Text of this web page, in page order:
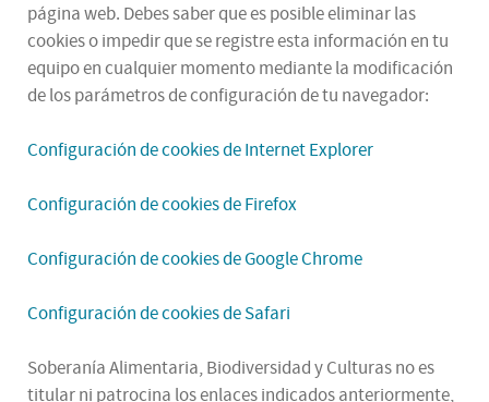
página web. Debes saber que es posible eliminar las
cookies o impedir que se registre esta información en tu
equipo en cualquier momento mediante la modificación
de los parámetros de configuración de tu navegador:
Configuración de cookies de Internet Explorer
Configuración de cookies de Firefox
Configuración de cookies de Google Chrome
Configuración de cookies de Safari
Soberanía Alimentaria, Biodiversidad y Culturas no es
titular ni patrocina los enlaces indicados anteriormente,